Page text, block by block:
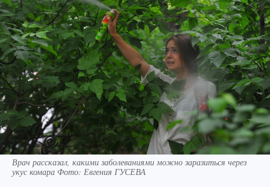
Врач рассказал, какими заболеваниями можно заразиться через
укус комара Фото: Евгения ГУСЕВА